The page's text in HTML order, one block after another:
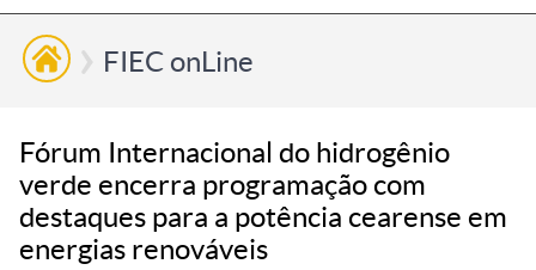
FIEC onLine
Fórum Internacional do hidrogênio
verde encerra programação com
destaques para a potência cearense em
energias renováveis